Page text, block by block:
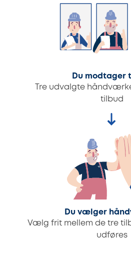
Du modtager
Tre udvalgte
tilbud
Du vælger
Vælg frit mellem de tre
udføres